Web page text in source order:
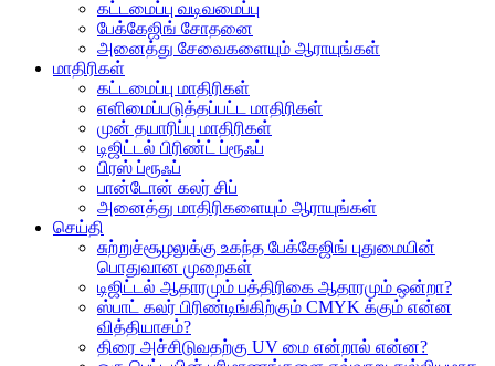
கட்டமைப்பு வடிவமைப்பு
பேக்கேஜிங் சோதனை
அனைத்து சேவைகளையும் ஆராயுங்கள்
மாதிரிகள்
கட்டமைப்பு மாதிரிகள்
எளிமைப்படுத்தப்பட்ட மாதிரிகள்
முன் தயாரிப்பு மாதிரிகள்
டிஜிட்டல் பிரிண்ட் ப்ரூஃப்
பிரஸ் ப்ரூஃப்
பான்டோன் கலர் சிப்
அனைத்து மாதிரிகளையும் ஆராயுங்கள்
செய்தி
சுற்றுச்சூழலுக்கு உகந்த பேக்கேஜிங் புதுமையின்
பொதுவான முறைகள்
டிஜிட்டல் ஆதாரமும் பத்திரிகை ஆதாரமும் ஒன்றா?
ஸ்பாட் கலர் பிரிண்டிங்கிற்கும் CMYK க்கும் என்ன
வித்தியாசம்?
திரை அச்சிடுவதற்கு UV மை என்றால் என்ன?